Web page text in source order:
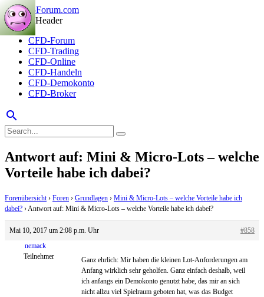
CFD-Forum
CFD-Trading
CFD-Online
CFD-Handeln
CFD-Demokonto
CFD-Broker
search
Antwort auf: Mini & Micro-Lots – welche
Vorteile habe ich dabei?
Forenübersicht › Foren › Grundlagen › Mini & Micro-Lots – welche Vorteile habe ich
dabei? ›Antwort auf: Mini & Micro-Lots – welche Vorteile habe ich dabei?
Mai 10, 2017 um 2:08 p.m. Uhr
#858
nemack
Teilnehmer
Ganz ehrlich: Mir haben die kleinen Lot-Anforderungen am
Anfang wirklich sehr geholfen. Ganz einfach deshalb, weil
ich anfangs ein Demokonto genutzt habe, das mir an sich
nicht allzu viel Spielraum geboten hat, was das Budget